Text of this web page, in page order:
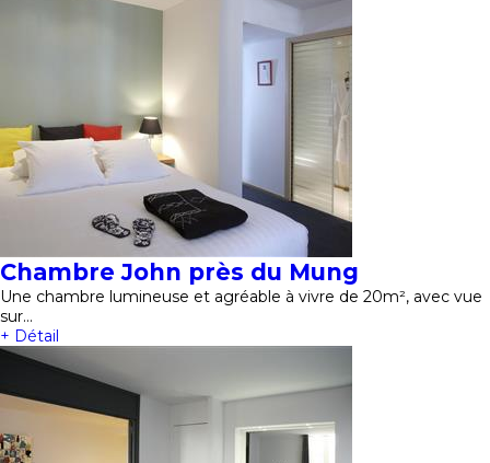
Chambre John près du Mung
Une chambre lumineuse et agréable à vivre de 20m², avec vue
sur…
+ Détail